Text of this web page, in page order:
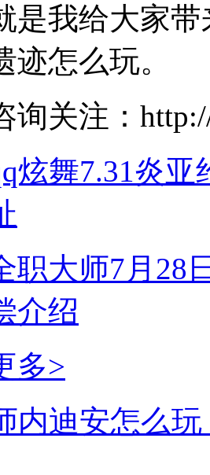
我给大家带
怎么玩。
关注：http://
炫舞7.31炎
职大师7月28
介绍
多>
内迪安怎么